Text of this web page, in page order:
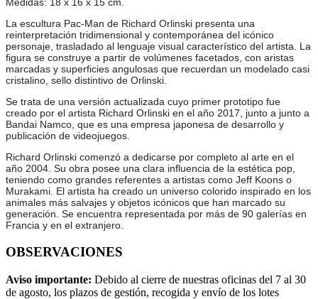
Medidas: 18 x 16 x 15 cm.
La escultura Pac-Man de Richard Orlinski presenta una
reinterpretación tridimensional y contemporánea del icónico
personaje, trasladado al lenguaje visual característico del artista. La
figura se construye a partir de volúmenes facetados, con aristas
marcadas y superficies angulosas que recuerdan un modelado casi
cristalino, sello distintivo de Orlinski.
Se trata de una versión actualizada cuyo primer prototipo fue
creado por el artista Richard Orlinski en el año 2017, junto a junto a
Bandai Namco, que es una empresa japonesa de desarrollo y
publicación de videojuegos.
Richard Orlinski comenzó a dedicarse por completo al arte en el
año 2004. Su obra posee una clara influencia de la estética pop,
teniendo como grandes referentes a artistas como Jeff Koons o
Murakami. El artista ha creado un universo colorido inspirado en los
animales más salvajes y objetos icónicos que han marcado su
generación. Se encuentra representada por más de 90 galerías en
Francia y en el extranjero.
OBSERVACIONES
Aviso importante: Debido al cierre de nuestras oficinas del 7 al 30
de agosto, los plazos de gestión, recogida y envío de los lotes